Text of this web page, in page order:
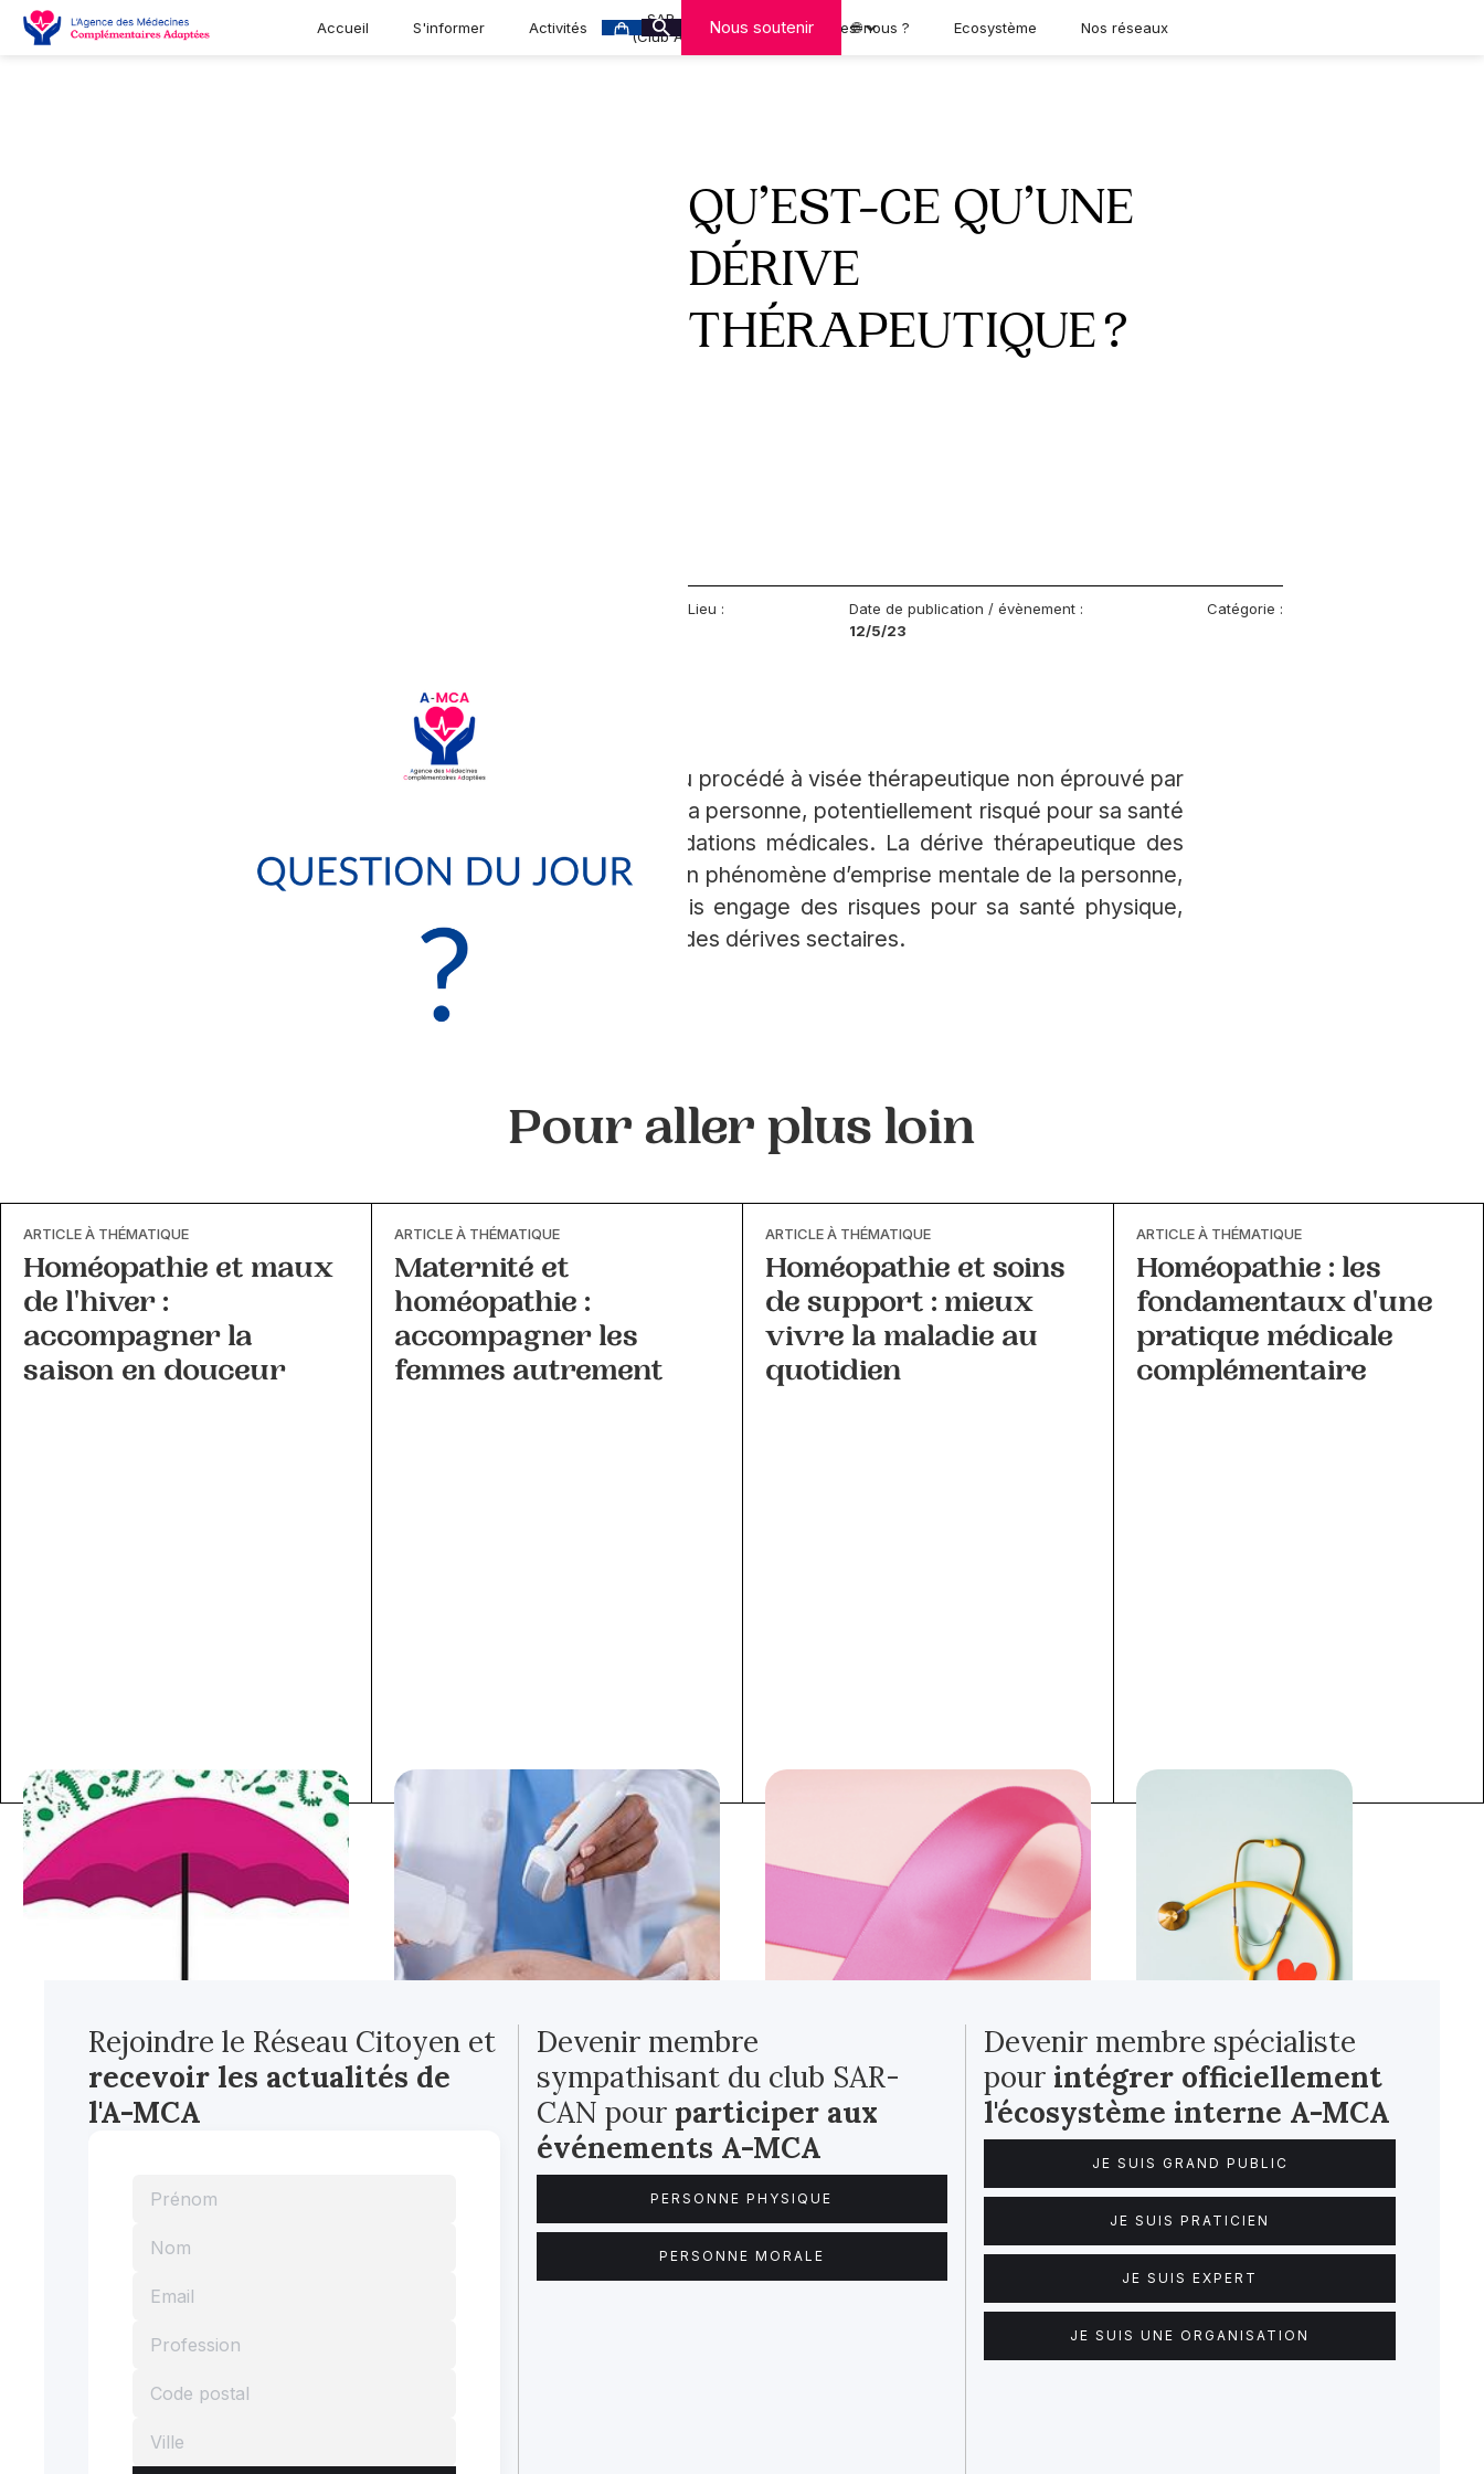
Accueil S'informer Activités
SAR-CAN
(Club A-MCA)
Qui sommes-nous ? Ecosystème Nos réseaux
Nous soutenir 🌐
QU’EST-CE QU’UNE
DÉRIVE
THÉRAPEUTIQUE ?
Lieu :
Date de publication / évènement :
12/5/23
Catégorie :
La dérive thérapeutique est un acte ou procédé à visée thérapeutique non éprouvé par
la science, inadaptée à la situation de la personne, potentiellement risqué pour sa santé
et allant à l’encontre des recommandations médicales. La dérive thérapeutique des
MCA n’implique pas nécessairement un phénomène d’emprise mentale de la personne,
qui conserve sa liberté de choix, mais engage des risques pour sa santé physique,
psychique, sociale et peut conduire à des dérives sectaires.
Pour aller plus loin
ARTICLE À THÉMATIQUE
Homéopathie et maux
de l'hiver :
accompagner la
saison en douceur
ARTICLE À THÉMATIQUE
Maternité et
homéopathie :
accompagner les
femmes autrement
ARTICLE À THÉMATIQUE
Homéopathie et soins
de support : mieux
vivre la maladie au
quotidien
ARTICLE À THÉMATIQUE
Homéopathie : les
fondamentaux d'une
pratique médicale
complémentaire
Rejoindre le Réseau Citoyen et
recevoir les actualités de
l'A-MCA
Devenir membre
sympathisant du club SAR-
CAN pour participer aux
événements A-MCA
PERSONNE PHYSIQUE
PERSONNE MORALE
Devenir membre spécialiste
pour intégrer officiellement
l'écosystème interne A-MCA
JE SUIS GRAND PUBLIC
JE SUIS PRATICIEN
JE SUIS EXPERT
JE SUIS UNE ORGANISATION